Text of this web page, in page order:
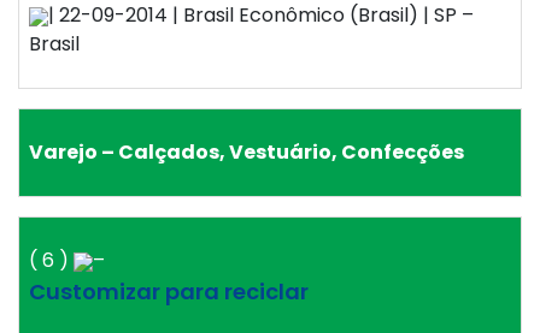
| 22-09-2014 | Brasil Econômico (Brasil) | SP –
Brasil
Varejo – Calçados, Vestuário, Confecções
( 6 ) –
Customizar para reciclar